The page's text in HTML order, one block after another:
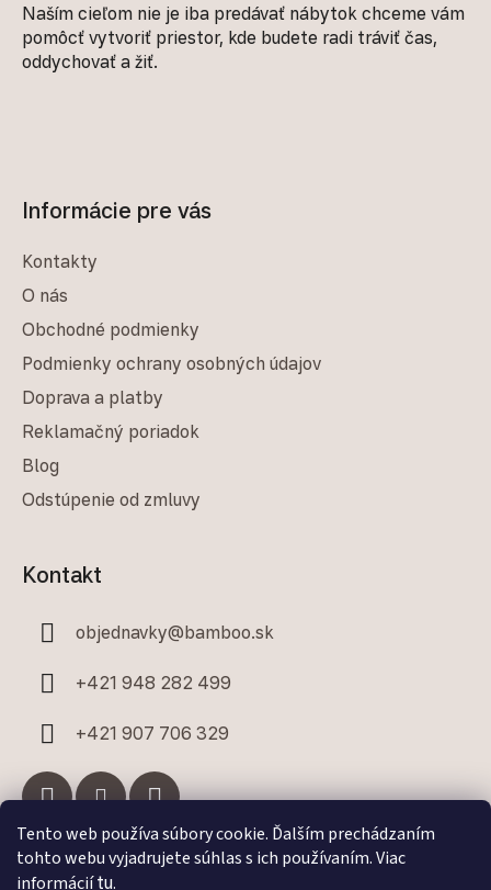
Tento web používa súbory cookie. Ďalším prechádzaním
tohto webu vyjadrujete súhlas s ich používaním. Viac
informáciítu.
Naším cieľom nie je iba predávať nábytok chceme vám
pomôcť vytvoriť priestor, kde budete radi tráviť čas,
oddychovať a žiť.
Informácie pre vás
Kontakty
O nás
Obchodné podmienky
Podmienky ochrany osobných údajov
Doprava a platby
Reklamačný poriadok
Blog
Odstúpenie od zmluvy
Kontakt
objednavky@bamboo.sk
+421 948 282 499
+421 907 706 329
Facebook